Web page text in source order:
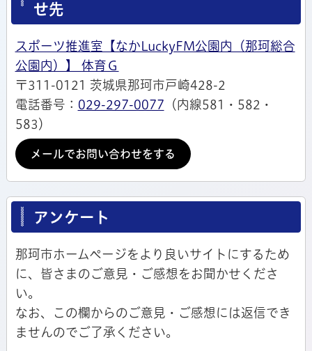
せ先
スポーツ推進室【なかLuckyFM公園内（那珂総合
公園内）】 体育Ｇ
〒311-0121 茨城県那珂市戸崎428-2
電話番号： 029-297-0077 （内線581・582・
583）
メールでお問い合わせをする
アンケート
那珂市ホームページをより良いサイトにするため
に、皆さまのご意見・ご感想をお聞かせくださ
い。
なお、この欄からのご意見・ご感想には返信でき
ませんのでご了承ください。